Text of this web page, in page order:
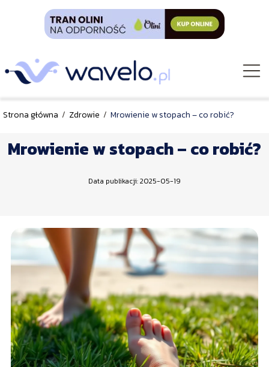
Strona główna / Zdrowie / Mrowienie w stopach – co robić?
Mrowienie w stopach – co robić?
Data publikacji: 2025-05-19